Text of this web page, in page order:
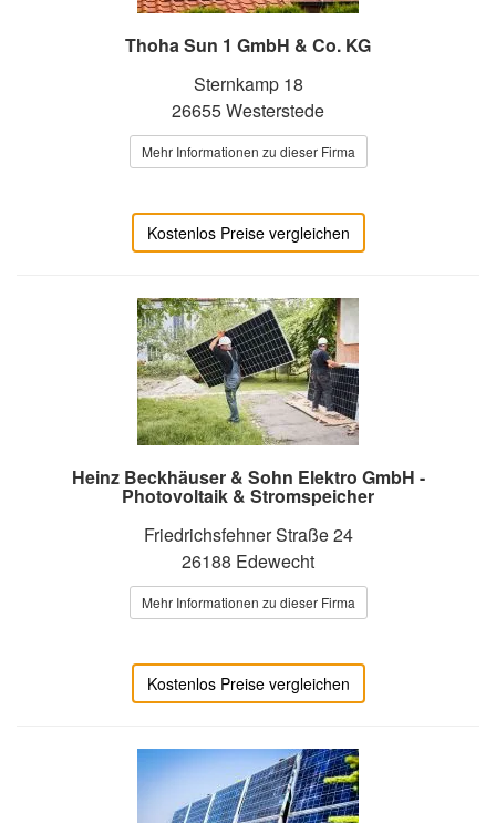
Thoha Sun 1 GmbH & Co. KG
Sternkamp 18
26655 Westerstede
Mehr Informationen zu dieser Firma
Kostenlos Preise vergleichen
Heinz Beckhäuser & Sohn Elektro GmbH -
Photovoltaik & Stromspeicher
Friedrichsfehner Straße 24
26188 Edewecht
Mehr Informationen zu dieser Firma
Kostenlos Preise vergleichen